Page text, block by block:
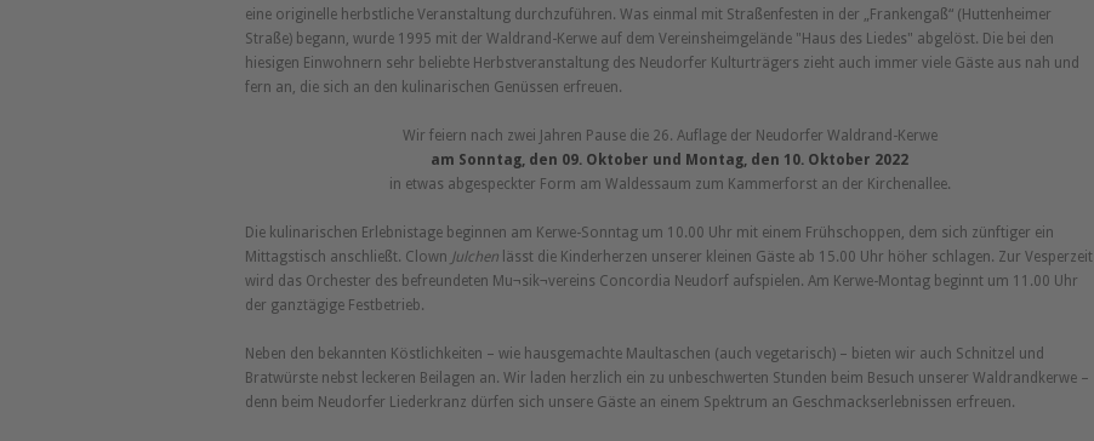
eine originelle herbstliche Veranstaltung durchzuführen. Was einmal mit Straßenfesten in der
Frankengaß
(Huttenheimer
Straße) begann, wurde 1995 mit der Waldrand-Kerwe auf dem Vereinsheimgelände "Haus des Liedes" abgelöst. Die bei den
hiesigen Einwohnern sehr beliebte Herbstveranstaltung des Neudorfer Kulturträgers zieht auch immer viele Gäste aus nah und
fern an, die sich an den kulinarischen Genüssen erfreuen.
Wir feiern nach zwei Jahren Pause die 26. Auflage der Neudorfer Waldrand-Kerwe
am Sonntag, den 09. Oktober und Montag, den 10. Oktober 2022
in etwas abgespeckter Form am Waldessaum zum Kammerforst an der Kirchenallee.
Die kulinarischen Erlebnistage beginnen am Kerwe-Sonntag um 10.00 Uhr mit einem Frühschoppen, dem sich zünftiger ein
Mittagstisch anschließt. Clown Julchen lässt die Kinderherzen unserer kleinen Gäste ab 15.00 Uhr höher schlagen. Zur Vesperzeit
wird das Orchester des befreundeten Mu¬sik¬vereins Concordia Neudorf aufspielen. Am Kerwe-Montag beginnt um 11.00 Uhr
der ganztägige Festbetrieb.
Neben den bekannten Köstlichkeiten – wie hausgemachte Maultaschen (auch vegetarisch) – bieten wir auch Schnitzel und
Bratwürste nebst leckeren Beilagen an. Wir laden herzlich ein zu unbeschwerten Stunden beim Besuch unserer Waldrandkerwe –
denn beim Neudorfer Liederkranz dürfen sich unsere Gäste an einem Spektrum an Geschmackserlebnissen erfreuen.